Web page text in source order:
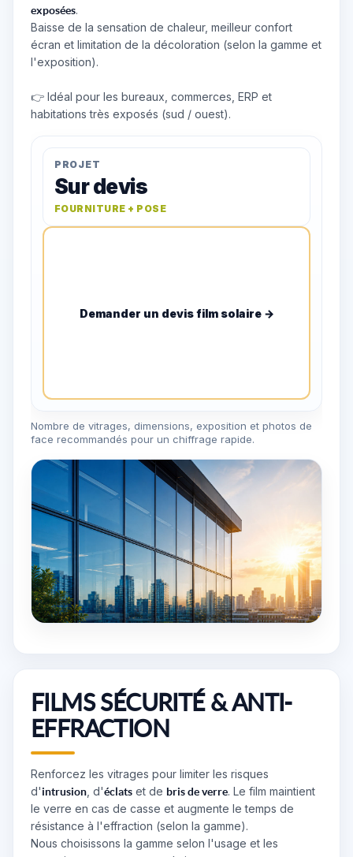
exposées.
Baisse de la sensation de chaleur, meilleur confort
écran et limitation de la décoloration (selon la gamme et
l'exposition).
👉 Idéal pour les bureaux, commerces, ERP et
habitations très exposés (sud / ouest).
PROJET
Sur devis
FOURNITURE + POSE
Demander un devis film solaire →
Nombre de vitrages, dimensions, exposition et photos de
face recommandés pour un chiffrage rapide.
FILMS SÉCURITÉ & ANTI-
EFFRACTION
Renforcez les vitrages pour limiter les risques
d'intrusion , d'éclats et de bris de verre. Le film maintient
le verre en cas de casse et augmente le temps de
résistance à l'effraction (selon la gamme).
Nous choisissons la gamme selon l'usage et les